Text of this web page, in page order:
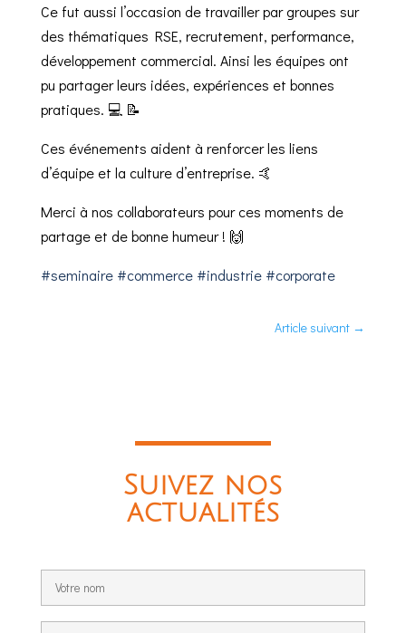
Ce fut aussi l’occasion de travailler par groupes sur
des thématiques RSE, recrutement, performance,
développement commercial. Ainsi les équipes ont
pu partager leurs idées, expériences et bonnes
pratiques. 💻 📝
Ces événements aident à renforcer les liens
d’équipe et la culture d’entreprise. 🤙
Merci à nos collaborateurs pour ces moments de
partage et de bonne humeur ! 🙌
#seminaire #commerce #industrie #corporate
Article suivant →
Suivez nos
actualités